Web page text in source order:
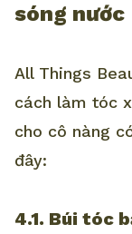
sóng nước
All Things
cách làm tóc
cho cô nàng
đây:
4.1. Búi tóc